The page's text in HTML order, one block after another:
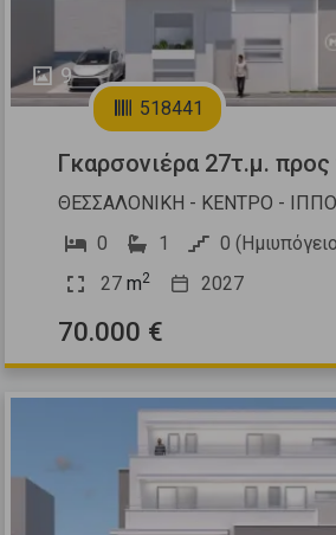
9
518441
Γκαρσονιέρα 27τ.μ.
ΘΕΣΣΑΛΟΝΙΚΗ - ΚΕΝΤΡΟ -
0
1 0
27 m2 2027
70.000 €